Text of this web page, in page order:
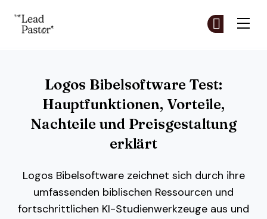
Logos Bibelsoftware Test:
Hauptfunktionen, Vorteile,
Nachteile und Preisgestaltung
erklärt
Logos Bibelsoftware zeichnet sich durch ihre
umfassenden biblischen Ressourcen und
fortschrittlichen KI-Studienwerkzeuge aus und